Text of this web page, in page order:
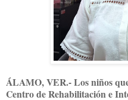
ÁLAMO, VER.- Los niños
Centro de Rehabilitación e